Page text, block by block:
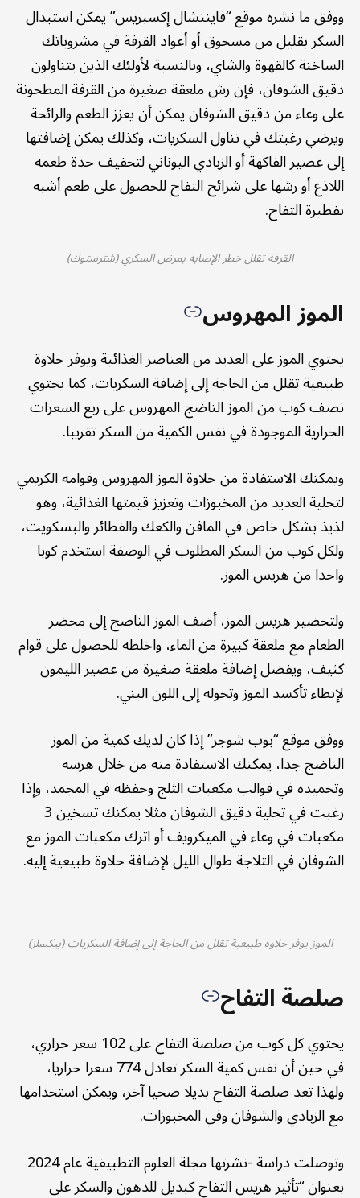
ووفق ما نشره موقع “فايننشال إكسبريس” يمكن استبدال
السكر بقليل من مسحوق أو أعواد القرفة في مشروباتك
الساخنة كالقهوة والشاي، وبالنسبة لأولئك الذين يتناولون
دقيق الشوفان، فإن رش ملعقة صغيرة من القرفة المطحونة
على وعاء من دقيق الشوفان يمكن أن يعزز الطعم والرائحة
ويرضي رغبتك في تناول السكريات، وكذلك يمكن إضافتها
إلى عصير الفاكهة أو الزبادي اليوناني لتخفيف حدة طعمه
اللاذع أو رشها على شرائح التفاح للحصول على طعم أشبه
بفطيرة التفاح.
القرفة تقلل خطر الإصابة بمرض السكري (شترستوك)
الموز المهروس
يحتوي الموز على العديد من العناصر الغذائية ويوفر حلاوة
طبيعية تقلل من الحاجة إلى إضافة السكريات، كما يحتوي
نصف كوب من الموز الناضج المهروس على ربع السعرات
الحرارية الموجودة في نفس الكمية من السكر تقريبا.
ويمكنك الاستفادة من حلاوة الموز المهروس وقوامه الكريمي
لتحلية العديد من المخبوزات وتعزيز قيمتها الغذائية، وهو
لذيذ بشكل خاص في المافن والكعك والفطائر والبسكويت،
ولكل كوب من السكر المطلوب في الوصفة استخدم كوبا
واحدا من هريس الموز.
ولتحضير هريس الموز، أضف الموز الناضج إلى محضر
الطعام مع ملعقة كبيرة من الماء، واخلطه للحصول على قوام
كثيف، ويفضل إضافة ملعقة صغيرة من عصير الليمون
لإبطاء تأكسد الموز وتحوله إلى اللون البني.
ووفق موقع “بوب شوجر” إذا كان لديك كمية من الموز
الناضج جدا، يمكنك الاستفادة منه من خلال هرسه
وتجميده في قوالب مكعبات الثلج وحفظه في المجمد، وإذا
رغبت في تحلية دقيق الشوفان مثلا يمكنك تسخين 3
مكعبات في وعاء في الميكرويف أو اترك مكعبات الموز مع
الشوفان في الثلاجة طوال الليل لإضافة حلاوة طبيعية إليه.
الموز يوفر حلاوة طبيعية تقلل من الحاجة إلى إضافة السكريات (بيكسلز)
صلصة التفاح
يحتوي كل كوب من صلصة التفاح على 102 سعر حراري،
في حين أن نفس كمية السكر تعادل 774 سعرا حراريا،
ولهذا تعد صلصة التفاح بديلا صحيا آخر، ويمكن استخدامها
مع الزبادي والشوفان وفي المخبوزات.
وتوصلت دراسة -نشرتها مجلة العلوم التطبيقية عام 2024
بعنوان “تأثير هريس التفاح كبديل للدهون والسكر على